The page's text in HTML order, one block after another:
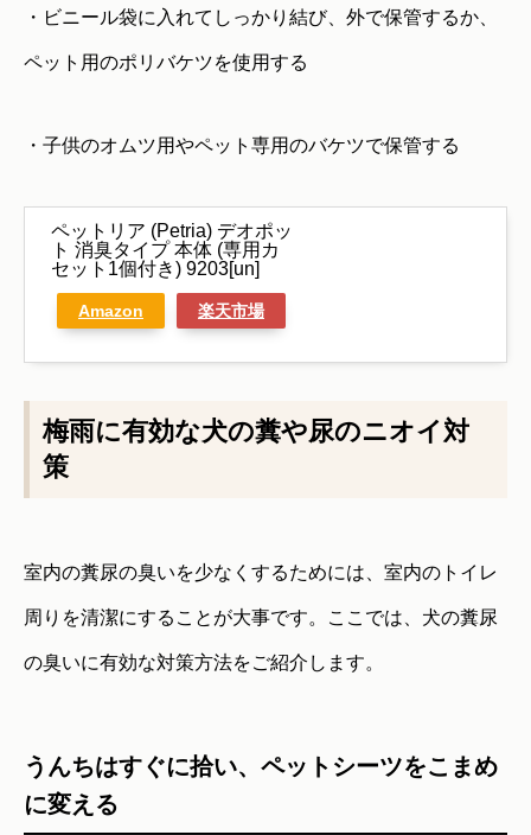
・ビニール袋に入れてしっかり結び、外で保管するか、
ペット用のポリバケツを使用する
・子供のオムツ用やペット専用のバケツで保管する
ペットリア (Petria) デオポッ
ト 消臭タイプ 本体 (専用カ
セット1個付き) 9203[un]
Amazon 楽天市場
梅雨に有効な犬の糞や尿のニオイ対
策
室内の糞尿の臭いを少なくするためには、室内のトイレ
周りを清潔にすることが大事です。ここでは、犬の糞尿
の臭いに有効な対策方法をご紹介します。
うんちはすぐに拾い、ペットシーツをこまめ
に変える